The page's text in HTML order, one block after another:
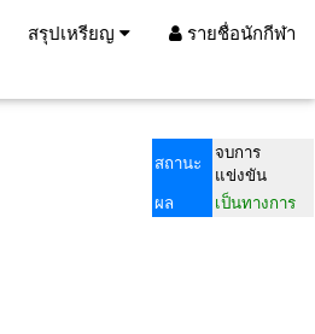
สรุปเหรียญ รายชื่อนักกีฬา
สถานะ
จบการ
แข่งขัน
ผล
เป็นทางการ